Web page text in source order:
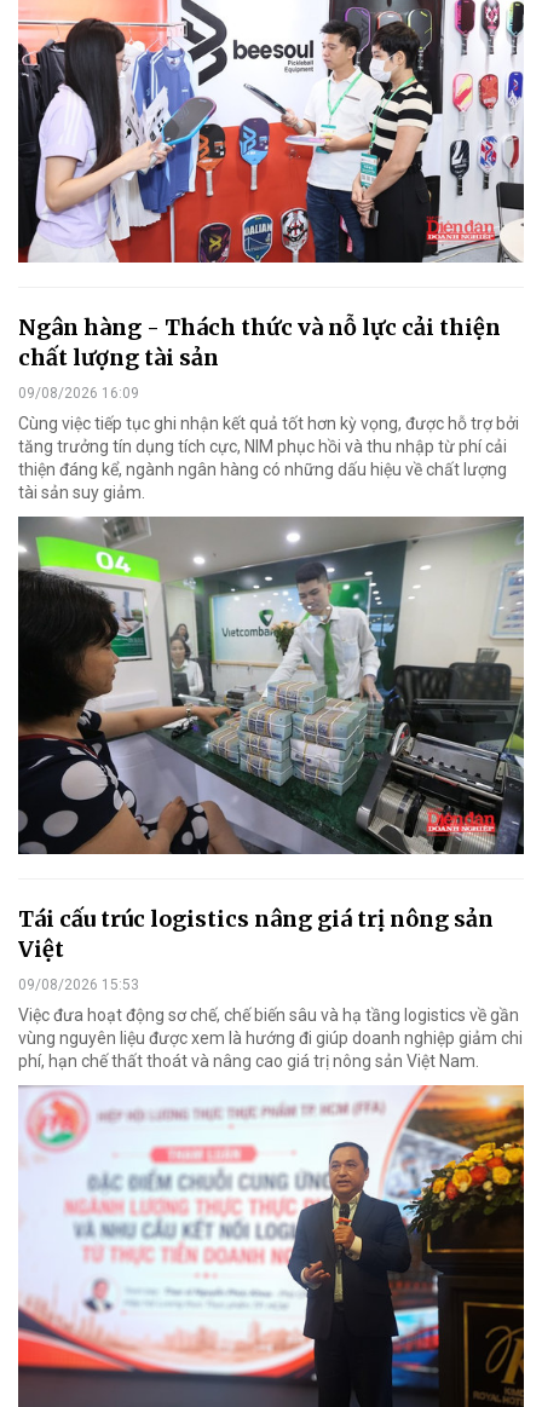
Ngân hàng - Thách thức và nỗ lực cải thiện
chất lượng tài sản
09/08/2026 16:09
Cùng việc tiếp tục ghi nhận kết quả tốt hơn kỳ vọng, được hỗ trợ bởi
tăng trưởng tín dụng tích cực, NIM phục hồi và thu nhập từ phí cải
thiện đáng kể, ngành ngân hàng có những dấu hiệu về chất lượng
tài sản suy giảm.
Tái cấu trúc logistics nâng giá trị nông sản
Việt
09/08/2026 15:53
Việc đưa hoạt động sơ chế, chế biến sâu và hạ tầng logistics về gần
vùng nguyên liệu được xem là hướng đi giúp doanh nghiệp giảm chi
phí, hạn chế thất thoát và nâng cao giá trị nông sản Việt Nam.